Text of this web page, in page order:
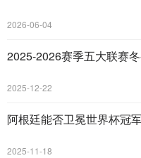
2026-06-04
2025-2026赛季五大联赛
2025-12-22
阿根廷能否卫冕世界杯冠
2025-11-18